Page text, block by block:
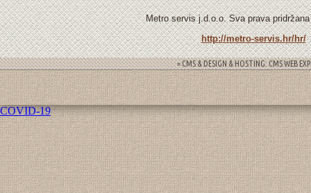
Metro servis j.d.o.o. Sva prava
http://metro-servis.hr/hr/
= CMS & DESIGN & HOSTING: CMS WEB
COVID-19